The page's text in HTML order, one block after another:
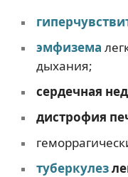
эмфизема
дыхания;
сердечная
дистрофия
туберкулез